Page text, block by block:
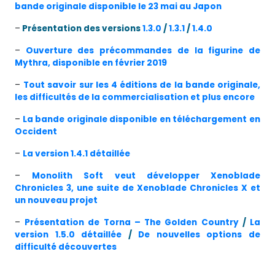
bande originale disponible le 23 mai au Japon
– Présentation des versions1.3.0 /1.3.1/1.4.0
– Ouverture des précommandes de la figurine de
Mythra, disponible en février 2019
– Tout savoir sur les 4 éditions de la bande originale,
les difficultés de la commercialisation et plus encore
– La bande originale disponible en téléchargement en
Occident
– La version 1.4.1 détaillée
– Monolith Soft veut développer Xenoblade
Chronicles 3, une suite de Xenoblade Chronicles X et
un nouveau projet
– Présentation de Torna – The Golden Country/ La
version 1.5.0 détaillée / De nouvelles options de
difficulté découvertes